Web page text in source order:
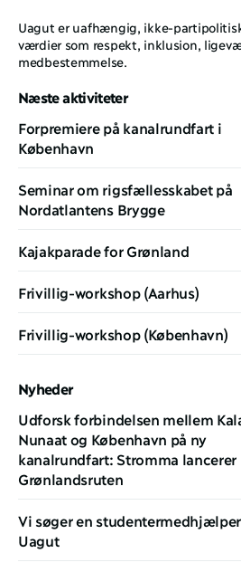
Uagut er uafhængig, ikke-
værdier som respekt, inklusion,
medbestemmelse.
Næste aktiviteter
Forpremiere på kanalrundfart i
København
Seminar om rigsfællesskabet på
Nordatlantens Brygge
Kajakparade for Grønland
Frivillig-workshop (Aarhus)
Frivillig-workshop (København)
Nyheder
Udforsk forbindelsen mellem
Nunaat og København på ny
kanalrundfart: Stromma lancerer
Grønlandsruten
Vi søger en
Uagut